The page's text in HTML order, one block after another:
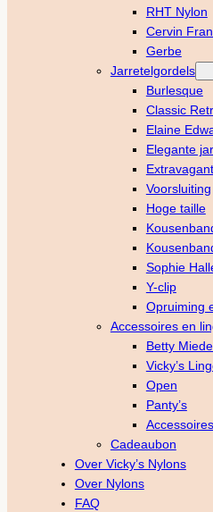
RHT Nylon
Cervin
Gerbe
Jarretelgordels
Burlesque
Classic
Elaine
Elegante
Extravagant
Voorsluiting
Hoge taille
Sophie
Y-clip
Opruiming
Accessoires en
Betty
Vicky’s
Open
Panty’s
Accessoires
Cadeaubon
Over Vicky’s Nylons
Over Nylons
FAQ